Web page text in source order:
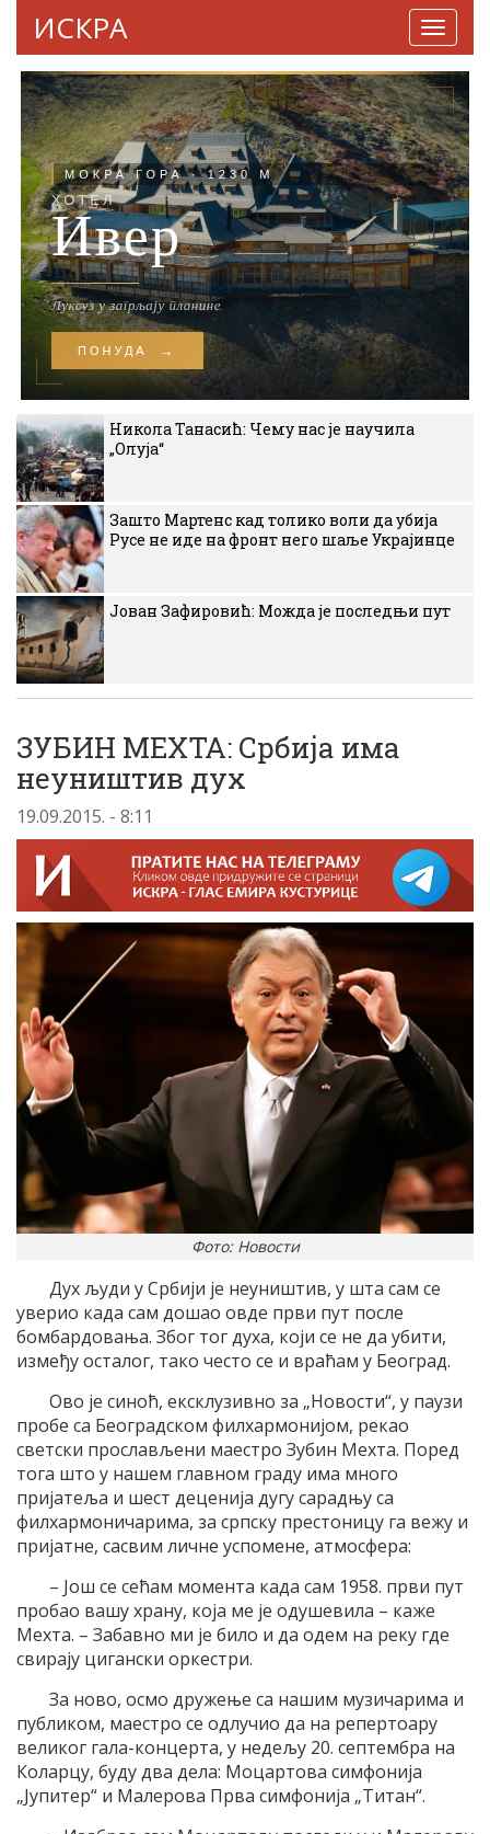
ИСКРА
Никола Танасић: Чему нас је научила
„Олуја“
Зашто Мартенс кад толико воли да убија
Русе не иде на фронт него шаље Украјинце
Јован Зафировић: Можда је последњи пут
ЗУБИН МЕХТА: Србија има
неуништив дух
19.09.2015. - 8:11
Фото: Новости
Дух људи у Србији је неуништив, у шта сам се
уверио када сам дошао овде први пут после
бомбардовања. Због тог духа, који се не да убити,
између осталог, тако често се и враћам у Београд.
Ово је синоћ, ексклузивно за „Новости“, у паузи
пробе са Београдском филхармонијом, рекао
светски прослављени маестро Зубин Мехта. Поред
тога што у нашем главном граду има много
пријатеља и шест деценија дугу сарадњу са
филхармоничарима, за српску престоницу га вежу и
пријатне, сасвим личне успомене, атмосфера:
– Још се сећам момента када сам 1958. први пут
пробао вашу храну, која ме је одушевила – каже
Мехта. – Забавно ми је било и да одем на реку где
свирају цигански оркестри.
За ново, осмо дружење са нашим музичарима и
публиком, маестро се одлучио да на репертоару
великог гала-концерта, у недељу 20. септембра на
Коларцу, буду два дела: Моцартова симфонија
„Јупитер“ и Малерова Прва симфонија „Титан“.